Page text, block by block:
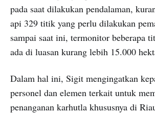
pada saat dilakukan pendalaman,
api 329 titik yang perlu dilakukan
sampai saat ini, termonitor beberapa
ada di luasan kurang lebih 15.000
Dalam hal ini, Sigit mengingatkan
personel dan elemen terkait untuk
penanganan karhutla khususnya di